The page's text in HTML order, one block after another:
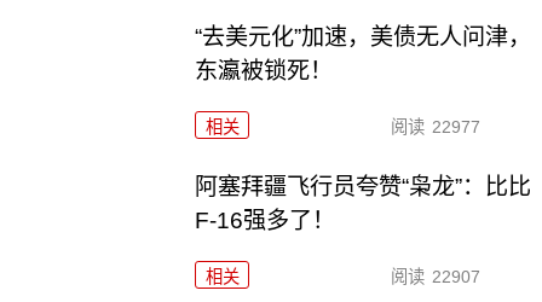
“去美元化”加速，美债无人问津，
东瀛被锁死！
相关 阅读 22977
阿塞拜疆飞行员夸赞“枭龙”：比比
F-16强多了！
相关 阅读 22907